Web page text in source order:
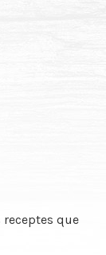
receptes que